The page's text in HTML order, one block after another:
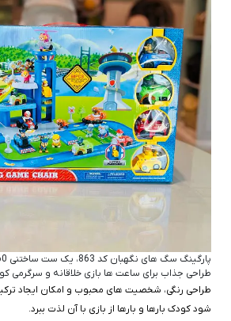
طراحی جذاب برای ساعت‌ ها بازی خلاقانه و سرگرمی
طراحی رنگی، شخصیت‌ های محبوب و امکان ایجاد
شود کودک بارها و بارها از بازی با آن لذت ببرد.